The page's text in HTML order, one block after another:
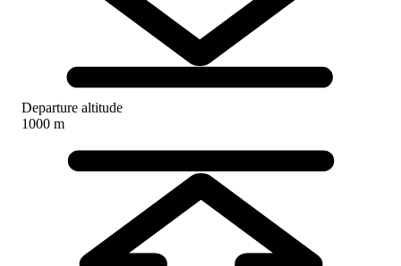
Departure altitude
1000 m